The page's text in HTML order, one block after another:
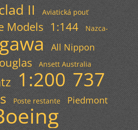
II
Aviatická pouť
Models 1:144 Nazca-
All Nippon
Ansett Australia
1:200 737
Poste restante
Piedmont